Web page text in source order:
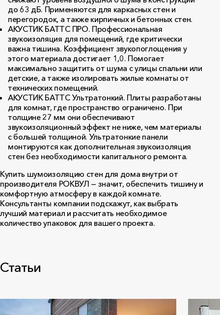
до 63 дБ. Применяются для каркасных стен и
перегородок, а также кирпичных и бетонных стен.
АКУСТИК БАТТС ПРО. Профессиональная
звукоизоляция для помещений, где критически
важна тишина. Коэффициент звукопоглощения у
этого материала достигает 1,0. Помогает
максимально защитить от шума с улицы спальни или
детские, а также изолировать жилые комнаты от
технических помещений.
АКУСТИК БАТТС Ультратонкий. Плиты разработаны
для комнат, где пространство ограничено. При
толщине 27 мм они обеспечивают
звукоизоляционный эффект не ниже, чем материалы
с большей толщиной. Ультратонкие панели
монтируются как дополнительная звукоизоляция
стен без необходимости капитального ремонта.
Купить шумоизоляцию стен для дома внутри от
производителя РОКВУЛ — значит, обеспечить тишину и
комфортную атмосферу в каждой комнате.
Консультанты компании подскажут, как выбрать
лучший материал и рассчитать необходимое
количество упаковок для вашего проекта.
Статьи